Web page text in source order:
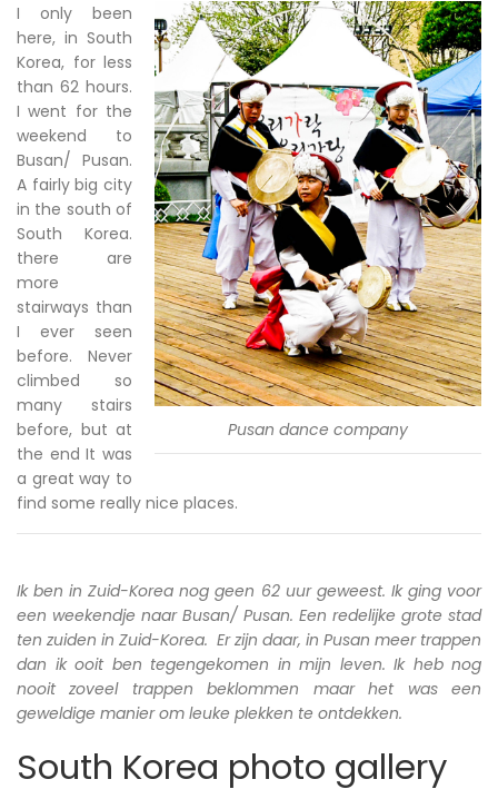
Pusan dance company
I only been
here, in South
Korea, for less
than 62 hours.
I went for the
weekend to
Busan/ Pusan.
A fairly big city
in the south of
South Korea.
there are
more
stairways than
I ever seen
before. Never
climbed so
many stairs
before, but at
the end It was
a great way to
find some really nice places.
Ik ben in Zuid-Korea nog geen 62 uur geweest. Ik ging voor
een weekendje naar Busan/ Pusan. Een redelijke grote stad
ten zuiden in Zuid-Korea. Er zijn daar, in Pusan meer trappen
dan ik ooit ben tegengekomen in mijn leven. Ik heb nog
nooit zoveel trappen beklommen maar het was een
geweldige manier om leuke plekken te ontdekken.
South Korea photo gallery